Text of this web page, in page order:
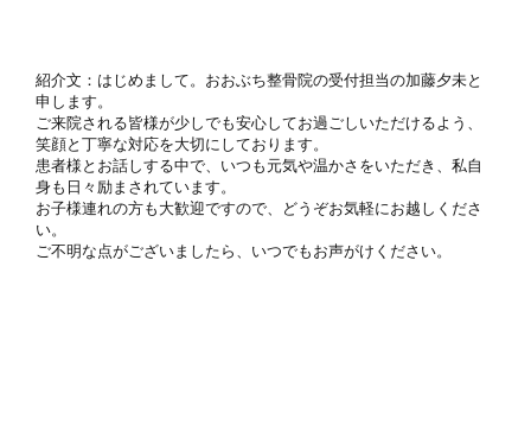
紹介文：はじめまして。おおぶち整骨院の受付担当の加藤夕未と
申します。
ご来院される皆様が少しでも安心してお過ごしいただけるよう、
笑顔と丁寧な対応を大切にしております。
患者様とお話しする中で、いつも元気や温かさをいただき、私自
身も日々励まされています。
お子様連れの方も大歓迎ですので、どうぞお気軽にお越しくださ
い。
ご不明な点がございましたら、いつでもお声がけください。